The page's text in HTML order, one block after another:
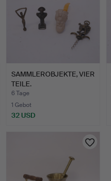
SAMMLEROBJEKTE, VIER
TEILE.
6 Tage
1 Gebot
32 USD